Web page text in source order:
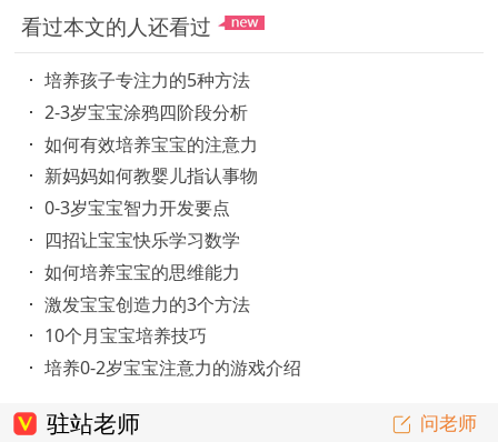
看过本文的人还看过
培养孩子专注力的5种方法
2-3岁宝宝涂鸦四阶段分析
如何有效培养宝宝的注意力
新妈妈如何教婴儿指认事物
0-3岁宝宝智力开发要点
四招让宝宝快乐学习数学
如何培养宝宝的思维能力
激发宝宝创造力的3个方法
10个月宝宝培养技巧
培养0-2岁宝宝注意力的游戏介绍
驻站老师 问老师